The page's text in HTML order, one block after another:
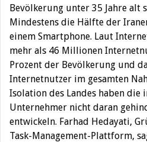
Bevölkerung unter 35 Jahre alt
Mindestens die Hälfte der
einem Smartphone. Laut
mehr als 46 Millionen
Prozent der Bevölkerung und
Internetnutzer im gesamten
Isolation des Landes haben die
Unternehmer nicht daran
entwickeln. Farhad Hedayati,
Task-Management-Plattform,